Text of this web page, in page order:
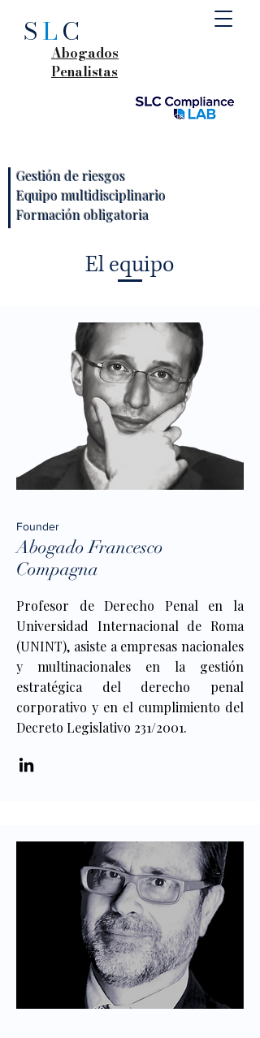
SLC
Abogados
Penalistas
Gestión de riesgos
Equipo multidisciplinario
Formación obligatoria
El equipo
Founder
Abogado Francesco
Compagna
Profesor de Derecho Penal en la
Universidad Internacional de Roma
(UNINT), asiste a empresas nacionales
y multinacionales en la gestión
estratégica del derecho penal
corporativo y en el cumplimiento del
Decreto Legislativo 231/2001.